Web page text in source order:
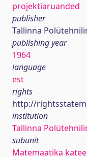
projektiaruanded
publisher
Tallinna
publishing year
1964
language
est
rights
http://
institution
Tallinna
subunit
Matemaatika